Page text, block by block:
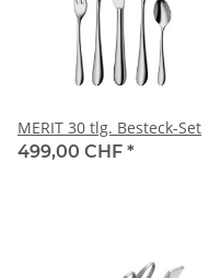
MERIT 30 tlg. Besteck-Set
499,00 CHF *